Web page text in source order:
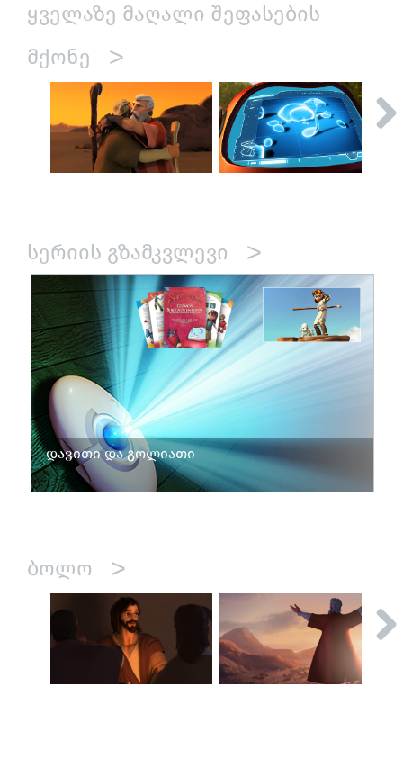
ᲧᲕᲔᲚᲐᲖᲔ ᲛᲐᲦᲐᲚᲘ ᲨᲔᲤᲐᲡᲔᲑᲘᲡ
ᲛᲥᲝᲜᲔ
>
ᲡᲔᲠᲘᲘᲡ ᲒᲖᲐᲛᲙᲕᲚᲔᲕᲘ >
დავითი და გოლიათი
ᲑᲝᲚᲝ >